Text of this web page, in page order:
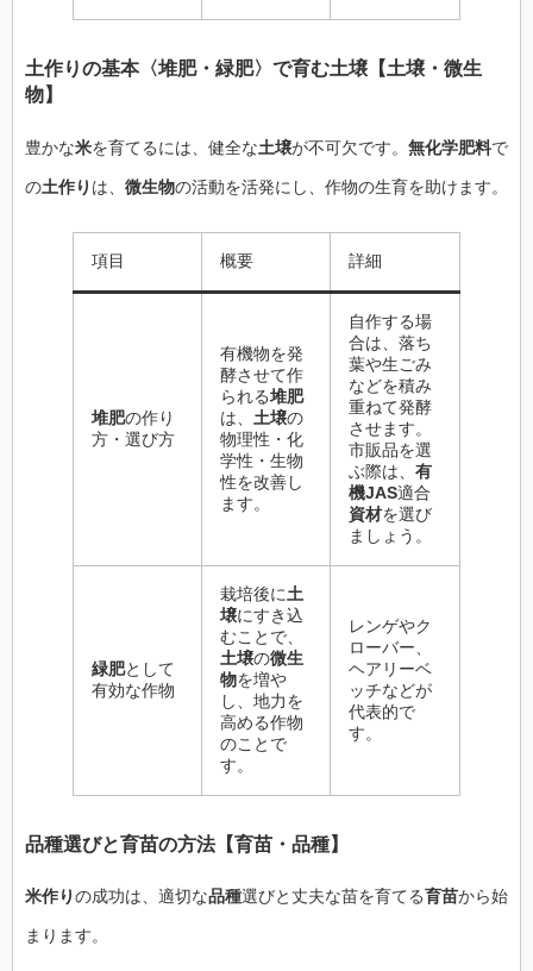
土作りの基本〈堆肥・ 緑肥〉で育む土壌 【土壌 ・ 微生
物】
豊かな米を育てるには、健全な土壌が不可欠です。 無化学肥料で
の土作り は、 微生物の活動を活発にし、作物の生育を助けます。
項目 概要 詳細
堆肥の作り
方・選び方
有機物を発
酵させて作
られる堆肥
は、 土壌の
物理性・化
学性・生物
性を改善し
ます。
自作する場
合は、落ち
葉や生ごみ
などを積み
重ねて発酵
させます。
市販品を選
ぶ際は、 有
機JAS適合
資材を選び
ましょう。
緑肥として
有効な作物
栽培後に土
壌にすき込
むことで、
土壌の微生
物を増や
し、地力を
高める作物
のことで
す。
レンゲやク
ローバー、
ヘアリーベ
ッチなどが
代表的で
す。
品種選びと育苗の方法【育苗 ・ 品種】
米作りの成功は、適切な品種選びと丈夫な苗を育てる育苗から始
まります。